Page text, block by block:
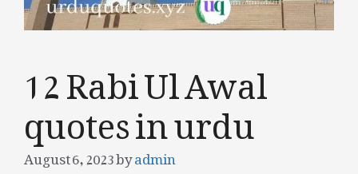
12 Rabi Ul Awal
quotes in urdu
August 6, 2023byadmin